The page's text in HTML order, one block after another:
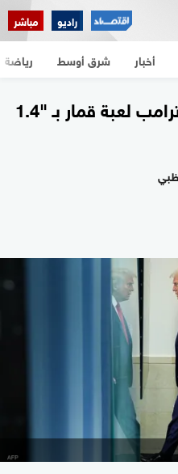
راديو مباشر
أخبار شرق أوسط رياضة
حرب الجمارك.. هل دخل ترامب لعبة قمار بـ "1.4